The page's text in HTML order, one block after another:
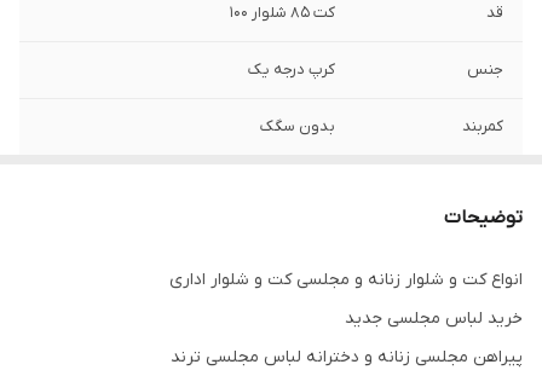
قد کت ۸۵ شلوار ۱۰۰
جنس کرپ درجه یک
کمربند بدون سگک
توضیحات
انواع کت و شلوار زنانه و مجلسی کت و شلوار اداری
خرید لباس مجلسی جدید
پیراهن مجلسی زنانه و دخترانه لباس مجلسی ترند